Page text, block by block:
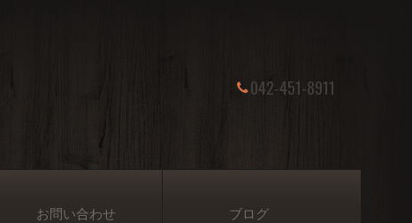
042-451-8911
お問い合わせ ブログ